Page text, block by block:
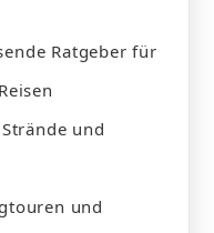
Ratgeber für
und
und